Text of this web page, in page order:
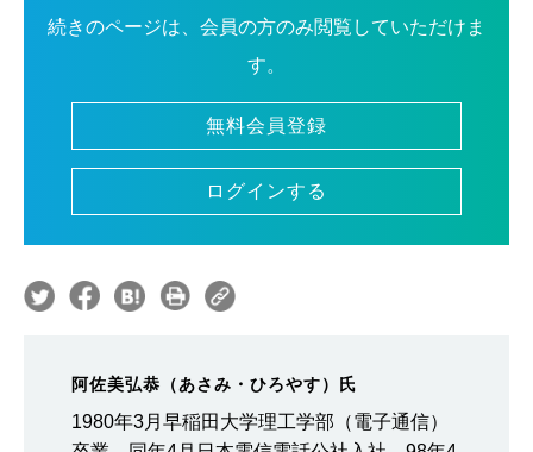
続きのページは、会員の方のみ閲覧していただけま
す。
無料会員登録
ログインする
阿佐美弘恭（あさみ・ひろやす）氏
1980年3月早稲田大学理工学部（電子通信）